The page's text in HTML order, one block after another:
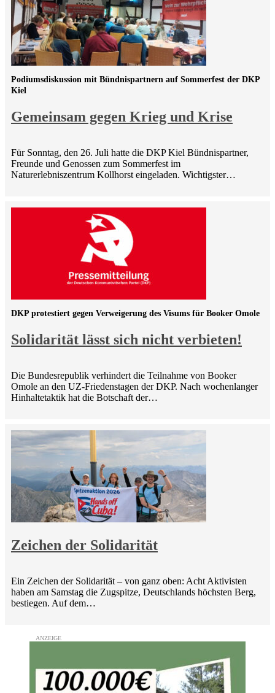
Gemeinsam gegen Krieg und Krise
Podiumsdiskussion mit Bündnispartnern auf Sommerfest der DKP
Kiel
Für Sonntag, den 26. Juli hatte die DKP Kiel Bündnispartner,
Freunde und Genossen zum Sommerfest im
Naturerlebniszentrum Kollhorst eingeladen. Wichtigster…
Solidarität lässt sich nicht verbieten!
DKP protestiert gegen Verweigerung des Visums für Booker Omole
Die Bundesrepublik verhindert die Teilnahme von Booker
Omole an den UZ-Friedenstagen der DKP. Nach wochenlanger
Hinhaltetaktik hat die Botschaft der…
Zeichen der Solidarität
Ein Zeichen der Solidarität – von ganz oben: Acht Aktivisten
haben am Samstag die Zugspitze, Deutschlands höchsten Berg,
bestiegen. Auf dem…